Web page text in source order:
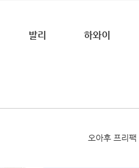
발리 하와이
오아후 프리팩